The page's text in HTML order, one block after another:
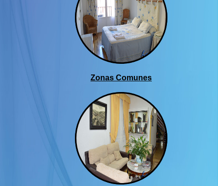
Detalles del interior de
Imágenes por M Laya
Zonas Comunes